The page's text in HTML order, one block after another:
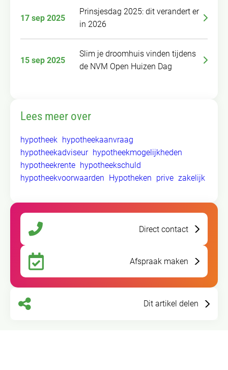
17 sep 2025
Prinsjesdag 2025: dit verandert er
in 2026
15 sep 2025
Slim je droomhuis vinden tijdens
de NVM Open Huizen Dag
Lees meer over
hypotheek hypotheekaanvraag
hypotheekadviseur hypotheekmogelijkheden
hypotheekrente hypotheekschuld
hypotheekvoorwaarden
Hypotheken prive zakelijk
Direct contact
Afspraak maken
Dit artikel delen